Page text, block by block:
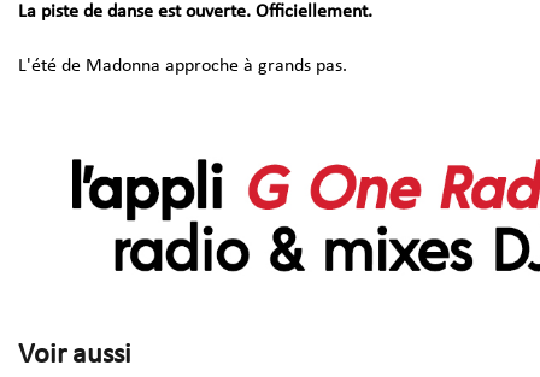
La piste de danse est ouverte. Officiellement.
L'été de Madonna approche à grands pas.
Voir aussi